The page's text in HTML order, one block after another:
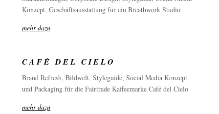
Konzept, Geschäftsausstattung für ein Breathwork Studio
mehr dazu
CAFÉ DEL CIELO
Brand Refresh, Bildwelt, Styleguide, Social Media Konzept
und Packaging für die Fairtrade Kaffeemarke Café del Cielo
mehr dazu